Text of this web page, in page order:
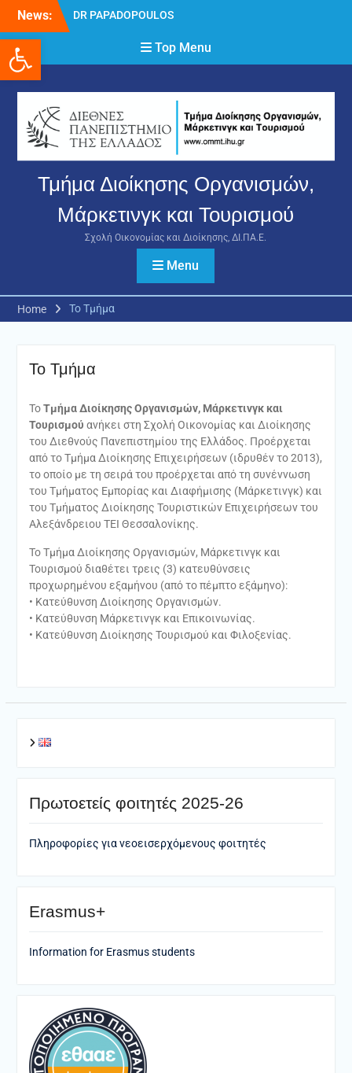
Ανοίξτε τη γραμμή εργαλείων
content
News:
DR PAPADOPOULOS
Δρ Παπαδόπουλος
Νικόλαος
δικαιολογητικών και
ενστάσεων για τη
χορήγηση του
στεγαστικού επιδόματος
ακαδημαϊκού έτους 2025-
2026.
Top Menu
Τμήμα Διοίκησης Οργανισμών,
Μάρκετινγκ και Τουρισμού
Σχολή Οικονομίας και Διοίκησης, ΔΙ.ΠΑ.Ε.
Menu
Home Το Τμήμα
Το Τμήμα
ΤοΤμήμα Διοίκησης Οργανισμών, Μάρκετινγκ και
Τουρισμού ανήκει στη Σχολή Οικονομίας και Διοίκησης
του Διεθνούς Πανεπιστημίου της Ελλάδος. Προέρχεται
από το Τμήμα Διοίκησης Επιχειρήσεων (ιδρυθέν το 2013),
το οποίο με τη σειρά του προέρχεται από τη συνέννωση
του Τμήματος Εμπορίας και Διαφήμισης (Μάρκετινγκ) και
του Τμήματος Διοίκησης Τουριστικών Επιχειρήσεων του
Αλεξάνδρειου ΤΕΙ Θεσσαλονίκης.
Το Τμήμα Διοίκησης Οργανισμών, Μάρκετινγκ και
Τουρισμού διαθέτει τρεις (3) κατευθύνσεις
προχωρημένου εξαμήνου (από το πέμπτο εξάμηνο):
• Κατεύθυνση Διοίκησης Οργανισμών.
• Κατεύθυνση Μάρκετινγκ και Επικοινωνίας.
• Κατεύθυνση Διοίκησης Τουρισμού και Φιλοξενίας.
Πρωτοετείς φοιτητές 2025-26
Πληροφορίες για νεοεισερχόμενους φοιτητές
Erasmus+
Information for Erasmus students